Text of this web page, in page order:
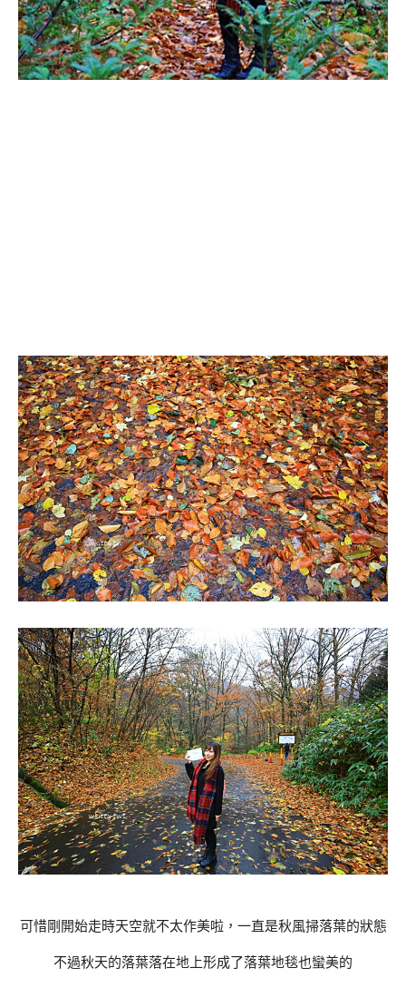
可惜剛開始走時天空就不太作美啦，一直是秋風掃落葉的狀態
不過秋天的落葉落在地上形成了落葉地毯也蠻美的